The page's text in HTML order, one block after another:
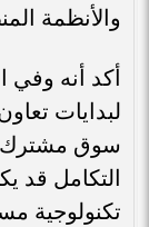
والأنظمة
أكد أنه وفي
لبدايات
سوق مشترك
التكامل قد
تكنولوجية